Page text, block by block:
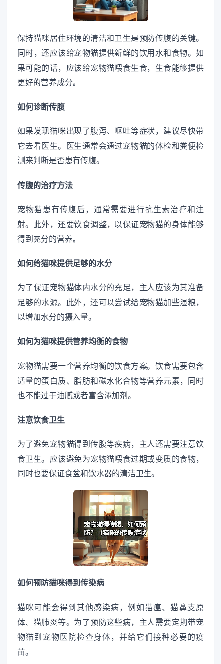
保持猫咪居住环境的清洁和卫生是预防传腹的关键。
同时，还应该给宠物猫提供新鲜的饮用水和食物。如
果可能的话，应该给宠物猫喂食生食，生食能够提供
更好的营养成分。
如何诊断传腹
如果发现猫咪出现了腹泻、呕吐等症状，建议尽快带
它去看医生。医生通常会通过宠物猫的体检和粪便检
测来判断是否患有传腹。
传腹的治疗方法
宠物猫患有传腹后，通常需要进行抗生素治疗和注
射。此外，还要饮食调整，以保证宠物猫的身体能够
得到充分的营养。
如何给猫咪提供足够的水分
为了保证宠物猫体内水分的充足，主人应该为其准备
足够的水源。此外，还可以尝试给宠物猫加些湿粮，
以增加水分的摄入量。
如何为猫咪提供营养均衡的食物
宠物猫需要一个营养均衡的饮食方案。饮食需要包含
适量的蛋白质、脂肪和碳水化合物等营养元素，同时
也不能过于油腻或者富含添加剂。
注意饮食卫生
为了避免宠物猫得到传腹等疾病，主人还需要注意饮
食卫生。应该避免为宠物猫喂食过期或变质的食物，
同时也要保证食盆和饮水器的清洁卫生。
如何预防猫咪得到传染病
猫咪可能会得到其他感染病，例如猫瘟、猫鼻支原
体、猫肺炎等。为了预防这些病，主人需要定期带宠
物猫到宠物医院检查身体，并给它们接种必要的疫
苗。